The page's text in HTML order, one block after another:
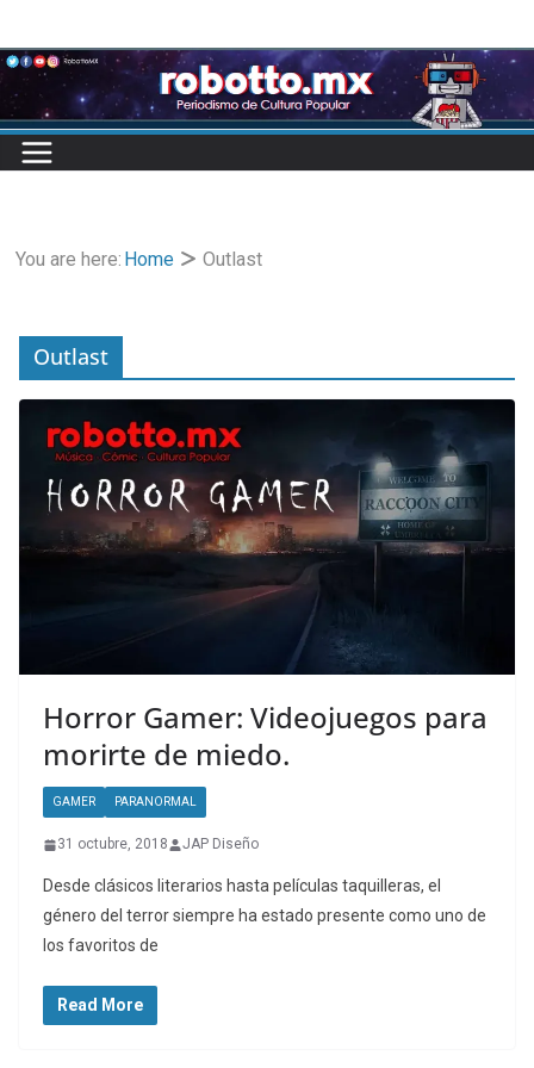
to
content
You are here: Home Outlast
Outlast
Horror Gamer: Videojuegos para
morirte de miedo.
GAMER PARANORMAL
31 octubre, 2018 JAP Diseño
Desde clásicos literarios hasta películas taquilleras, el
género del terror siempre ha estado presente como uno de
los favoritos de
Read More